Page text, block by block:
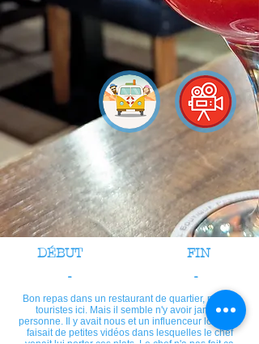
DÉBUT
-
FIN
-
Bon repas dans un restaurant de quartier, pas de
touristes ici. Mais il semble n'y avoir jamais
personne. Il y avait nous et un influenceur local qui
faisait de petites vidéos dans lesquelles le chef